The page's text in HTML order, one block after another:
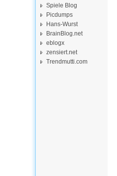
Spiele Blog
Picdumps
Hans-Wurst
BrainBlog.net
eblogx
zensiert.net
Trendmutti.com